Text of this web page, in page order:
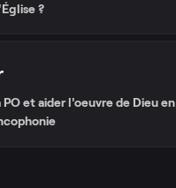
?
PO et aider l'oeuvre de Dieu en